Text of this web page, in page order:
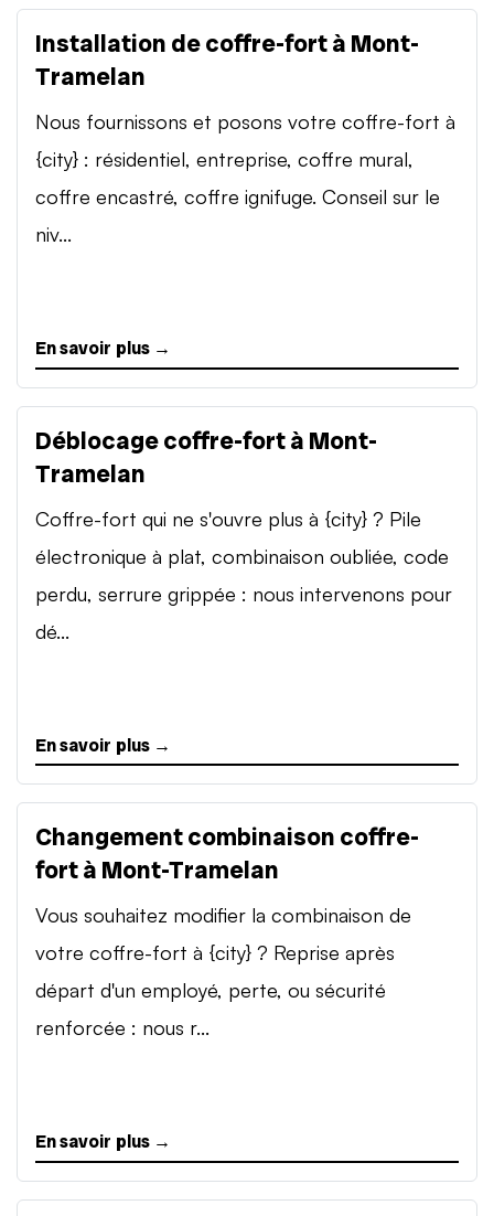
Installation de coffre-fort à Mont-
Tramelan
Nous fournissons et posons votre coffre-fort à
{city} : résidentiel, entreprise, coffre mural,
coffre encastré, coffre ignifuge. Conseil sur le
niv...
En savoir plus →
Déblocage coffre-fort à Mont-
Tramelan
Coffre-fort qui ne s'ouvre plus à {city} ? Pile
électronique à plat, combinaison oubliée, code
perdu, serrure grippée : nous intervenons pour
dé...
En savoir plus →
Changement combinaison coffre-
fort à Mont-Tramelan
Vous souhaitez modifier la combinaison de
votre coffre-fort à {city} ? Reprise après
départ d'un employé, perte, ou sécurité
renforcée : nous r...
En savoir plus →